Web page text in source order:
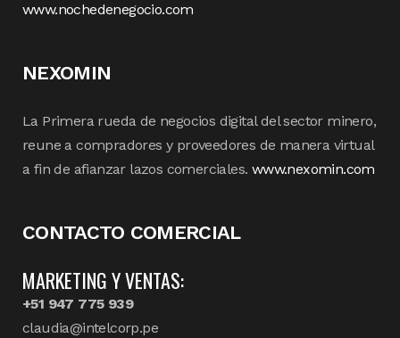
www.nochedenegocio.com
NEXOMIN
La Primera rueda de negocios digital del sector minero,
reune a compradores y proveedores de manera virtual
a fin de afianzar lazos comerciales. www.nexomin.com
CONTACTO COMERCIAL
MARKETING Y VENTAS:
+51 947 775 939
claudia@intelcorp.pe